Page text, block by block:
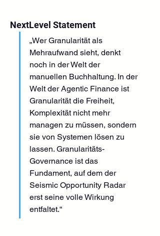
NextLevel Statement
„Wer Granularität als
Mehraufwand sieht, denkt
noch in der Welt der
manuellen Buchhaltung. In der
Welt der Agentic Finance ist
Granularität die Freiheit,
Komplexität nicht mehr
managen zu müssen, sondern
sie von Systemen lösen zu
lassen. Granularitäts-
Governance ist das
Fundament, auf dem der
Seismic Opportunity Radar
erst seine volle Wirkung
entfaltet.“